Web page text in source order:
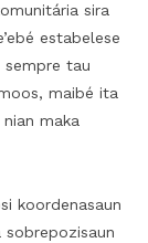
sira
estabelese
sempre tau
maibé ita
maka
koordenasaun